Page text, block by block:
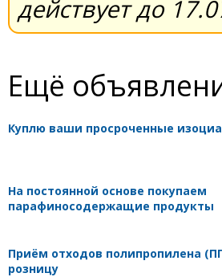
действует до
Ещё
Куплю ваши просроченные
На постоянной основе покупаем
парафиносодержащие продукты
Приём отходов полипропилена
розницу